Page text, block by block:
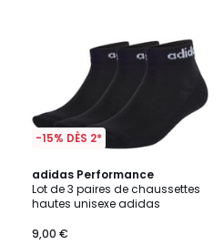
-15% DÈS 2*
adidas Performance
Lot de 3 paires de chaussettes
hautes unisexe adidas
9,00 €
4,9
/ 5